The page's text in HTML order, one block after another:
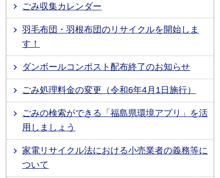
ごみ収集カレンダー
羽毛布団・羽根布団のリサイクルを開始しま
す！
ダンボールコンポスト配布終了のお知らせ
ごみ処理料金の変更（令和6年4月1日施行）
ごみの検索ができる「福島県環境アプリ」を活
用しましょう
家電リサイクル法における小売業者の義務等に
ついて